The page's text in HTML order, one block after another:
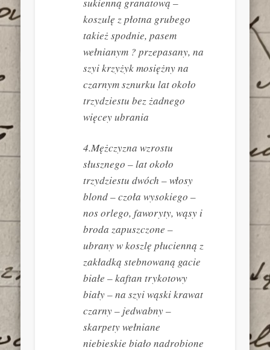
koszulę z płotna grubego
takież spodnie, pasem
wełnianym ? przepasany, na
szyi krzyżyk mosiężny na
czarnym sznurku lat około
trzydziestu bez żadnego
więcey ubrania
4.Mężczyzna wzrostu
słusznego – lat około
trzydziestu dwóch – włosy
blond – czoła wysokiego –
nos orlego, faworyty, wąsy i
broda zapuszczone –
ubrany w koszlę płucienną z
zakładką stebnowaną gacie
białe – kaftan trykotowy
biały – na szyi wąski krawat
czarny – jedwabny –
skarpety wełniane
niebieskie biało nadrobione